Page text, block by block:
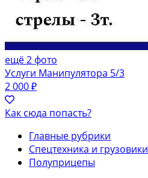
ещё 2 фото
Услуги Манипулятора 5/3
2 000 ₽
Как сюда попасть?
Главные рубрики
Спецтехника и грузовики
Полуприцепы